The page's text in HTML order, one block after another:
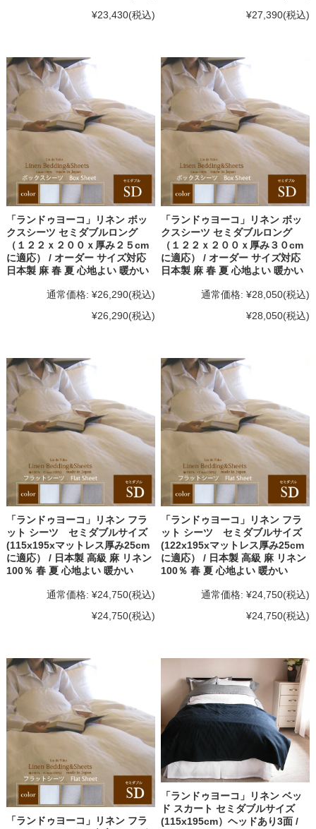
¥23,430(税込)
¥27,390(税込)
「ランドゥヨーコ」リネン ボッ
クスシーツ セミダブルロング
（１２２ｘ２００ｘ厚み２５cm
に適応） / オーダー サイズ対応
日本製 麻 春 夏 心地よい 暖かい
通常価格: ¥26,290(税込)
¥26,290(税込)
「ランドゥヨーコ」リネン ボッ
クスシーツ セミダブルロング
（１２２ｘ２００ｘ厚み３０cm
に適応） / オーダー サイズ対応
日本製 麻 春 夏 心地よい 暖かい
通常価格: ¥28,050(税込)
¥28,050(税込)
「ランドゥヨーコ」リネン フラ
ット シーツ セミダブルサイズ
(115x195xマットレス厚み25cm
に適応） / 日本製 高級 麻 リネン
100％ 春 夏 心地よい 暖かい
通常価格: ¥24,750(税込)
¥24,750(税込)
「ランドゥヨーコ」リネン フラ
ット シーツ セミダブルサイズ
(122x195xマットレス厚み25cm
に適応） / 日本製 高級 麻 リネン
100％ 春 夏 心地よい 暖かい
通常価格: ¥24,750(税込)
¥24,750(税込)
「ランドゥヨーコ」リネン フラ
「ランドゥヨーコ」リネン ベッ
ド スカート セミダブルサイズ
(115x195cm）ヘッドあり3面 /